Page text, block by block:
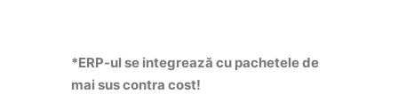
*ERP-ul se integrează cu pachetele de
mai sus contra cost!